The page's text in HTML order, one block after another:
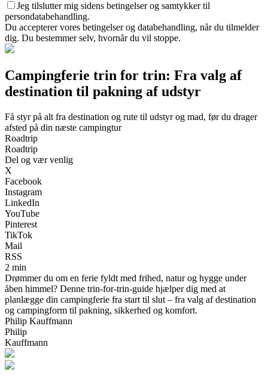
Jeg tilslutter mig sidens betingelser og samtykker til
persondatabehandling.
Du accepterer vores betingelser og databehandling, når du tilmelder
dig. Du bestemmer selv, hvornår du vil stoppe.
Campingferie trin for trin: Fra valg af
destination til pakning af udstyr
Få styr på alt fra destination og rute til udstyr og mad, før du drager
afsted på din næste campingtur
Roadtrip
Roadtrip
Del og vær venlig
X
Facebook
Instagram
LinkedIn
YouTube
Pinterest
TikTok
Mail
RSS
2 min
Drømmer du om en ferie fyldt med frihed, natur og hygge under
åben himmel? Denne trin-for-trin-guide hjælper dig med at
planlægge din campingferie fra start til slut – fra valg af destination
og campingform til pakning, sikkerhed og komfort.
Philip Kauffmann
Philip
Kauffmann